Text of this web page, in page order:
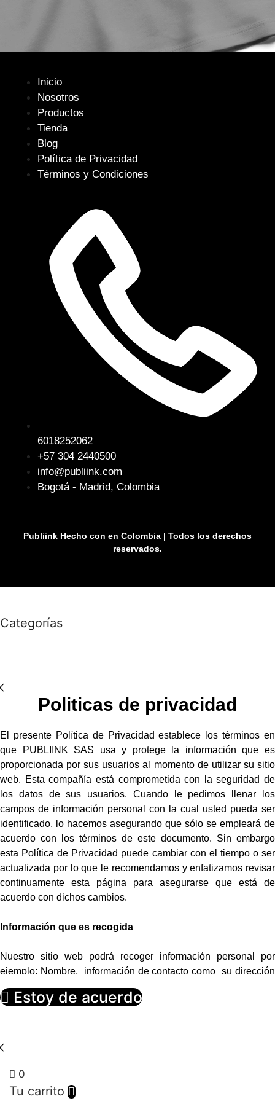
Inicio
Nosotros
Productos
Tienda
Blog
Política de Privacidad
Términos y Condiciones
6018252062
+57 304 2440500
info@publiink.com
Bogotá - Madrid, Colombia
Publiink Hecho con en Colombia | Todos los derechos
reservados.
Categorías
Politicas de privacidad
El presente Política de Privacidad establece los términos en
que PUBLIINK SAS usa y protege la información que es
proporcionada por sus usuarios al momento de utilizar su sitio
web. Esta compañía está comprometida con la seguridad de
los datos de sus usuarios. Cuando le pedimos llenar los
campos de información personal con la cual usted pueda ser
identificado, lo hacemos asegurando que sólo se empleará de
acuerdo con los términos de este documento. Sin embargo
esta Política de Privacidad puede cambiar con el tiempo o ser
actualizada por lo que le recomendamos y enfatizamos revisar
continuamente esta página para asegurarse que está de
acuerdo con dichos cambios.
Información que es recogida
Nuestro sitio web podrá recoger información personal por
ejemplo: Nombre, información de contacto como su dirección
de correo electrónica e información demográfica. Así mismo
cuando sea necesario podrá ser requerida información
Nuestro sitio web emplea la información con el fin de
Estoy de acuerdo
0
Tu carrito